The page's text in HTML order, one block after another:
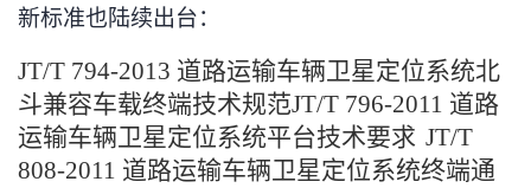
新标准也陆续出台：
JT/T 794-2013 道路运输车辆卫星定位系统北
斗兼容车载终端技术规范JT/T 796-2011 道路
运输车辆卫星定位系统平台技术要求 JT/T
808-2011 道路运输车辆卫星定位系统终端通